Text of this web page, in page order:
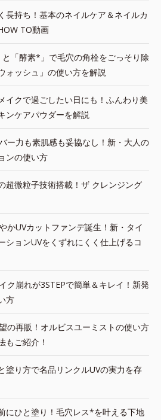
長持ち！基本のネイルケア＆ネイルカ
TO動画
と「酵素*」で毛穴の角栓をごっそり除
ォッシュ」の使い方を解説
イクで過ごしたい日にも！ふんわり美
ンケアパウダーを解説
ー力も素肌感も妥協なし！新・大人の
ンの使い方
超微粒子技術搭載！ザ クレンジング
かUVカットファンデ誕生！新・タイ
ションUVをくずれにくく仕上げるコ
ク崩れが3STEPで簡単＆キレイ！新発
方
の再販！オルビスユーミストの使い方
もご紹介！
塗り方で名品リンクルUVの実力を存
にひと塗り！毛穴レス*を叶える下地